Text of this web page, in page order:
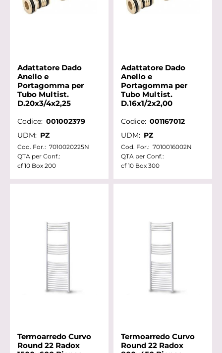
Adattatore Dado
Anello e
Portagomma per
Tubo Multist.
D.20x3/4x2,25
Codice: 001002379
UDM: PZ
Cod. For.: 7010020225N
QTA per Conf.:
cf 10 Box 200
Adattatore Dado
Anello e
Portagomma per
Tubo Multist.
D.16x1/2x2,00
Codice: 001167012
UDM: PZ
Cod. For.: 7010016002N
QTA per Conf.:
cf 10 Box 300
Termoarredo Curvo
Round 22 Radox
Termoarredo Curvo
Round 22 Radox